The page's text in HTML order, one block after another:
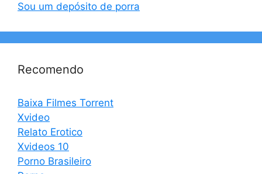
Sou um depósito de porra
Recomendo
Baixa Filmes Torrent
Xvideo
Relato Erotico
Xvideos 10
Porno Brasileiro